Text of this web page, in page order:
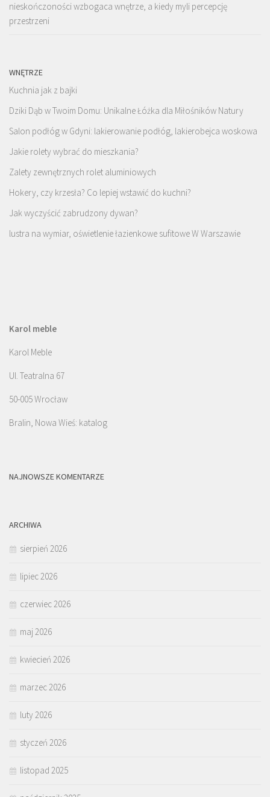
nieskończoności wzbogaca wnętrze, a kiedy myli percepcję
przestrzeni
WNĘTRZE
Kuchnia jak z bajki
Dziki Dąb w Twoim Domu: Unikalne Łóżka dla Miłośników Natury
Salon podłóg w Gdyni: lakierowanie podłóg, lakierobejca woskowa
Jakie rolety wybrać do mieszkania?
Zalety zewnętrznych rolet aluminiowych
Hokery, czy krzesła? Co lepiej wstawić do kuchni?
Jak wyczyścić zabrudzony dywan?
lustra na wymiar, oświetlenie łazienkowe sufitowe W Warszawie
Karol meble
Karol Meble
Ul. Teatralna 67
50-005 Wrocław
Bralin, Nowa Wieś: katalog
NAJNOWSZE KOMENTARZE
ARCHIWA
sierpień 2026
lipiec 2026
czerwiec 2026
maj 2026
kwiecień 2026
marzec 2026
luty 2026
styczeń 2026
listopad 2025